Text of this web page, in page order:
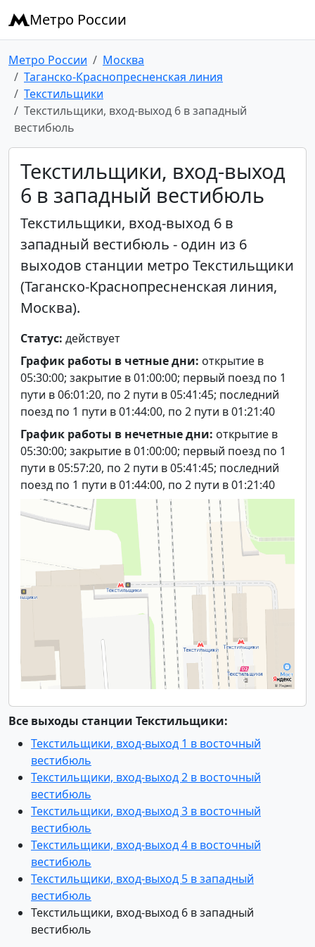
Метро России
Метро России
Москва
Таганско-Краснопресненская линия
Текстильщики
Текстильщики, вход-выход 6 в западный
вестибюль
Текстильщики, вход-выход
6 в западный вестибюль
Текстильщики, вход-выход 6 в
западный вестибюль - один из 6
выходов станции метро Текстильщики
(Таганско-Краснопресненская линия,
Москва).
Статус: действует
График работы в четные дни: открытие в
05:30:00; закрытие в 01:00:00; первый поезд по 1
пути в 06:01:20, по 2 пути в 05:41:45; последний
поезд по 1 пути в 01:44:00, по 2 пути в 01:21:40
График работы в нечетные дни: открытие в
05:30:00; закрытие в 01:00:00; первый поезд по 1
пути в 05:57:20, по 2 пути в 05:41:45; последний
поезд по 1 пути в 01:44:00, по 2 пути в 01:21:40
Все выходы станции Текстильщики:
Текстильщики, вход-выход 1 в восточный
вестибюль
Текстильщики, вход-выход 2 в восточный
вестибюль
Текстильщики, вход-выход 3 в восточный
вестибюль
Текстильщики, вход-выход 4 в восточный
вестибюль
Текстильщики, вход-выход 5 в западный
вестибюль
Текстильщики, вход-выход 6 в западный
вестибюль